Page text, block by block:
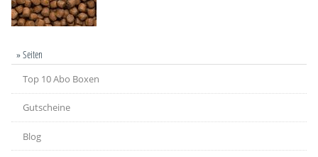
» Seiten
Top 10 Abo Boxen
Gutscheine
Blog